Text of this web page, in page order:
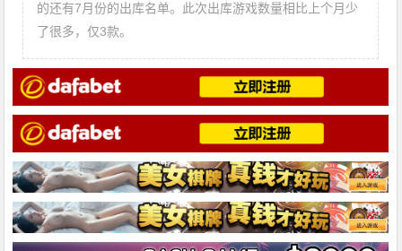
的还有7月份的出库名单。此次出库游戏数量相比上个月少
了很多，仅3款。